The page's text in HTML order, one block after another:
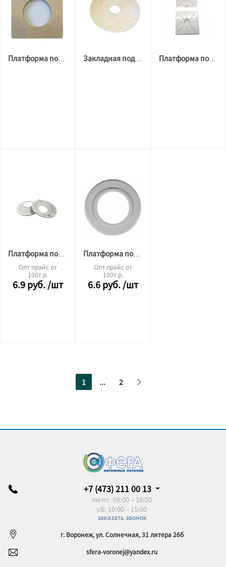
Платформа под Вытяжку d105 ФАНЕРА Закладная под Люстру ФАНЕРА 28х28 Платформа под люстру квадратная 165х165
Платформа под светильник универсальная 60-110мм (Белая)
Опт прайс от
100т.р.
6.9 руб. /шт
Платформа под светильник 90мм gx БЕЛАЯ
Опт прайс от
100т.р.
6.6руб./шт
1 ... 2
+7 (473) 211 00 13
пн-пт: 09:00 – 18:00
сб: 10:00 – 15:00
заказать звонок
г. Воронеж, ул. Солнечная, 31 литера 26б
sfera-voronej@yandex.ru